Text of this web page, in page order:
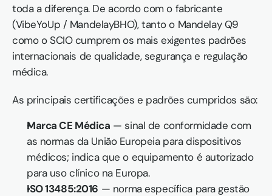
toda a diferença. De acordo com o fabricante
(VibeYoUp / MandelayBHO), tanto o Mandelay Q9
como o SCIO cumprem os mais exigentes padrões
internacionais de qualidade, segurança e regulação
médica.
As principais certificações e padrões cumpridos são:
Marca CE Médica — sinal de conformidade com
as normas da União Europeia para dispositivos
médicos; indica que o equipamento é autorizado
para uso clínico na Europa.
ISO 13485:2016 — norma específica para gestão